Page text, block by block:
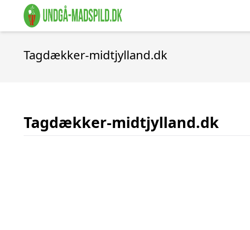
Tagdækker-midtjylland.dk
Tagdækker-midtjylland.dk